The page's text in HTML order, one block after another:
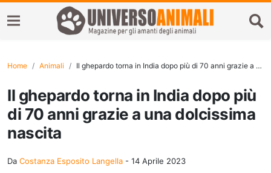
Home Animali Il ghepardo torna in India dopo più di 70 anni grazie a una dolcissima nascita
Il ghepardo torna in India dopo più
di 70 anni grazie a una dolcissima
nascita
Da Costanza Esposito Langella - 14 Aprile 2023